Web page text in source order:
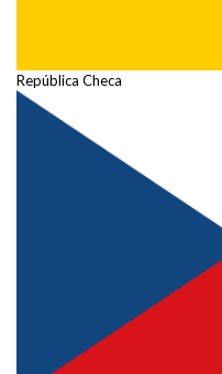
República Checa